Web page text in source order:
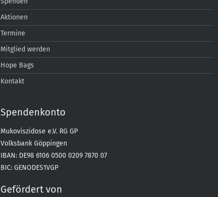
Aktionen
Termine
Mitglied werden
Hope Bags
Kontakt
Spendenkonto
Mukoviszidose e.V. RG GP
Volksbank Göppingen
IBAN: DE98 6106 0500 0209 7870 07
BIC: GENODES1VGP
Gefördert von